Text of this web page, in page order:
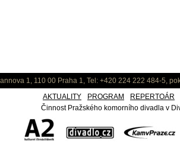
1, 110 00 Praha 1, Tel: +420 224 222 484-5,
AKTUALITY
PROGRAM REPERTOÁR
Činnost Pražského komorního divadla v